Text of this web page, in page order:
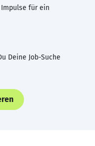
für ein
Deine Job-Suche